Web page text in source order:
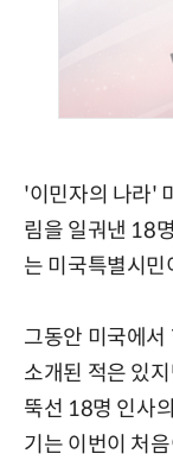
'이민자의 나라'
림을 일궈낸 18
는 미국특별시
그동안 미국에
소개된 적은 있
뚝선 18명 인사
기는 이번이 처